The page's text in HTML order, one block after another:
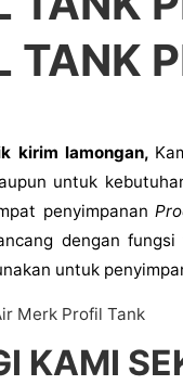
TANK
kirim lamongan,
untuk
penyimpanan
dengan
untuk
Merk Profil Tank
KAMI